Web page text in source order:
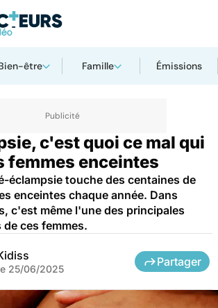
être Famille Émissions
c'est quoi ce mal qui
femmes enceintes
éclampsie touche des centaines de
enceintes chaque année. Dans
c'est même l'une des principales
ces femmes.
25/06/2025
Partager